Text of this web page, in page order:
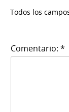
Todos los
Comentario: *